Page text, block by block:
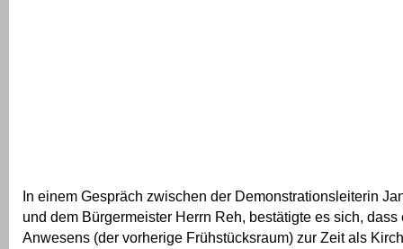
In einem Gespräch zwischen der Demonstrationsleiterin
und dem Bürgermeister Herrn Reh, bestätigte es sich, dass
Anwesens (der vorherige Frühstücksraum) zur Zeit als